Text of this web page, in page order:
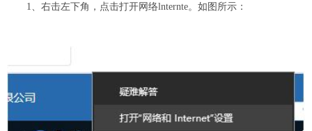
1、右击左下角，点击打开网络lnternte。如图所示：